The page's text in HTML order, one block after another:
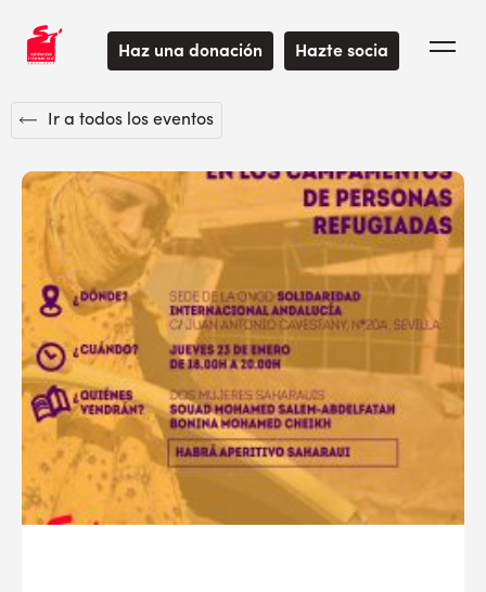
Haz una donación Hazte socia
Ir a todos los eventos